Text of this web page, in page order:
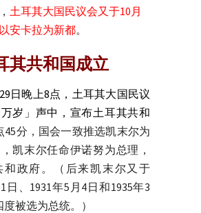
土耳其大国民议会又于10月
安卡拉为新都。
其共和国成立
日晚上8点，土耳其大国民议
岁」声中，宣布土耳其共和
45分，国会一致推选凯末尔为
凯末尔任命伊诺努为总理，
和政府。（后来凯末尔又于
日、1931年5月4日和1935年3
被选为总统。）